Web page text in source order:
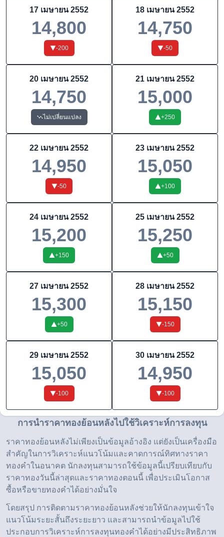
17 เมษายน 2552
14,800
-200
18 เมษายน 2552
14,750
-50
20 เมษายน 2552
14,750
ไม่เปลี่ยนแปลง
21 เมษายน 2552
15,000
+250
22 เมษายน 2552
14,950
-50
23 เมษายน 2552
15,050
+100
24 เมษายน 2552
15,200
+150
25 เมษายน 2552
15,250
+50
27 เมษายน 2552
15,300
+50
28 เมษายน 2552
15,150
-150
29 เมษายน 2552
15,050
-100
30 เมษายน 2552
14,950
-100
การนำราคาทองย้อนหลังไปใช้วิเคราะห์การลงทุน
ราคาทองย้อนหลังไม่เพียงเป็นข้อมูลอ้างอิง แต่ยังเป็นเครื่องมือ
สำคัญในการวิเคราะห์แนวโน้มและคาดการณ์ทิศทางราคา
ทองคำในอนาคต นักลงทุนสามารถใช้ข้อมูลนี้เปรียบเทียบกับ
ราคาทองวันนี้ล่าสุดและราคาทองตอนนี้ เพื่อประเมินโอกาส
ซื้อหรือขายทองคำได้อย่างมั่นใจ
โดยสรุป การติดตามราคาทองย้อนหลังช่วยให้นักลงทุนเข้าใจ
แนวโน้มระยะสั้นถึงระยะยาว และสามารถนำข้อมูลไปใช้
ประกอบการวิเคราะห์การลงทุนทองคำได้อย่างมีประสิทธิภาพ